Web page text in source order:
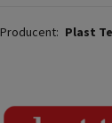
Producent: Plast